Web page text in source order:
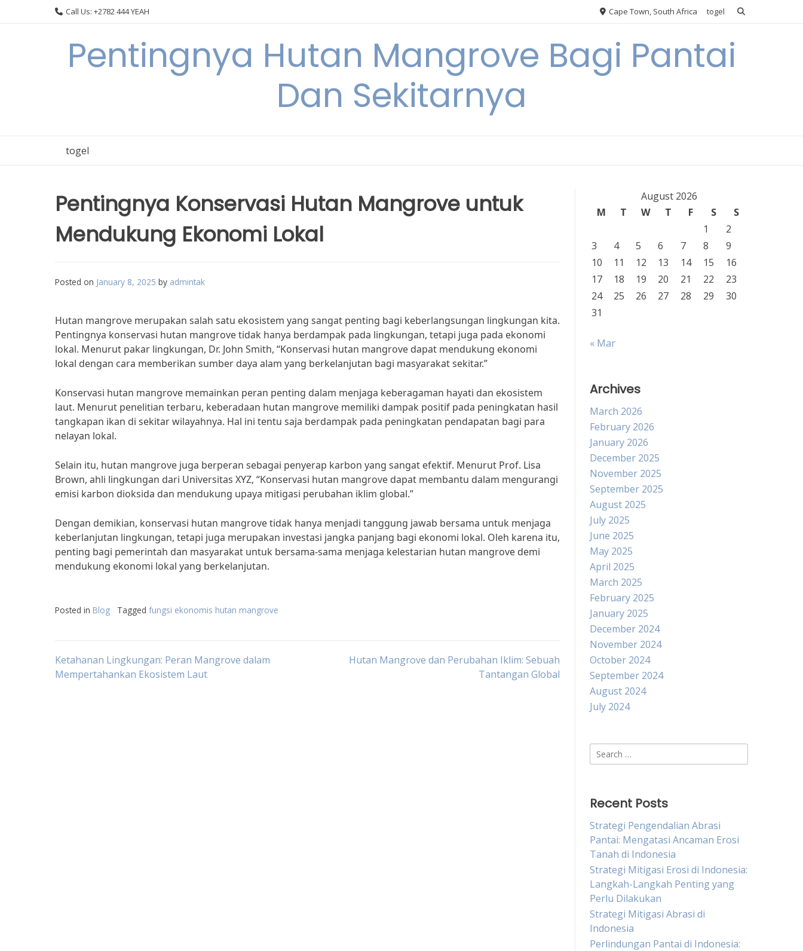
Call Us: +2782 444 YEAH Cape Town, South Africa togel
Pentingnya Hutan Mangrove Bagi Pantai
Dan Sekitarnya
togel
Pentingnya Konservasi Hutan Mangrove untuk
Mendukung Ekonomi Lokal
Posted on January 8, 2025 by admintak
Hutan mangrove merupakan salah satu ekosistem yang sangat penting bagi keberlangsungan lingkungan kita.
Pentingnya konservasi hutan mangrove tidak hanya berdampak pada lingkungan, tetapi juga pada ekonomi
lokal. Menurut pakar lingkungan, Dr. John Smith, “Konservasi hutan mangrove dapat mendukung ekonomi
lokal dengan cara memberikan sumber daya alam yang berkelanjutan bagi masyarakat sekitar.”
Konservasi hutan mangrove memainkan peran penting dalam menjaga keberagaman hayati dan ekosistem
laut. Menurut penelitian terbaru, keberadaan hutan mangrove memiliki dampak positif pada peningkatan hasil
tangkapan ikan di sekitar wilayahnya. Hal ini tentu saja berdampak pada peningkatan pendapatan bagi para
nelayan lokal.
Selain itu, hutan mangrove juga berperan sebagai penyerap karbon yang sangat efektif. Menurut Prof. Lisa
Brown, ahli lingkungan dari Universitas XYZ, “Konservasi hutan mangrove dapat membantu dalam mengurangi
emisi karbon dioksida dan mendukung upaya mitigasi perubahan iklim global.”
Dengan demikian, konservasi hutan mangrove tidak hanya menjadi tanggung jawab bersama untuk menjaga
keberlanjutan lingkungan, tetapi juga merupakan investasi jangka panjang bagi ekonomi lokal. Oleh karena itu,
penting bagi pemerintah dan masyarakat untuk bersama-sama menjaga kelestarian hutan mangrove demi
mendukung ekonomi lokal yang berkelanjutan.
Posted in Blog Tagged fungsi ekonomis hutan mangrove
Post
Ketahanan Lingkungan: Peran Mangrove dalam
Mempertahankan Ekosistem Laut
Hutan Mangrove dan Perubahan Iklim: Sebuah
Tantangan Global
August 2026
M
T W T F S
S
1
2
3
4 5 6 7 8
9
10
11 12 13 14 15
16
17
18 19 20 21 22
23
24
25 26 27 28 29
30
31
« Mar
Archives
March 2026
February 2026
January 2026
December 2025
November 2025
September 2025
August 2025
July 2025
June 2025
May 2025
April 2025
March 2025
February 2025
January 2025
December 2024
November 2024
October 2024
September 2024
August 2024
July 2024
Search
for:
Recent Posts
Strategi Pengendalian Abrasi
Pantai: Mengatasi Ancaman Erosi
Tanah di Indonesia
Strategi Mitigasi Erosi di Indonesia:
Langkah-Langkah Penting yang
Perlu Dilakukan
Strategi Mitigasi Abrasi di
Indonesia
Perlindungan Pantai di Indonesia: